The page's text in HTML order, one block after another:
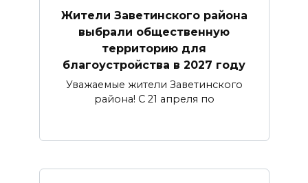
Жители Заветинского района
выбрали общественную
территорию для
благоустройства в 2027 году
Уважаемые жители Заветинского
района! С 21 апреля по